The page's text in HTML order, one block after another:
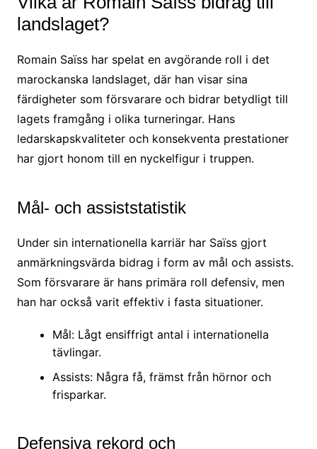
landslaget?
Romain Saïss har spelat en avgörande roll i det
marockanska landslaget, där han visar sina
färdigheter som försvarare och bidrar betydligt till
lagets framgång i olika turneringar. Hans
ledarskapskvaliteter och konsekventa prestationer
har gjort honom till en nyckelfigur i truppen.
Mål- och assiststatistik
Under sin internationella karriär har Saïss gjort
anmärkningsvärda bidrag i form av mål och assists.
Som försvarare är hans primära roll defensiv, men
han har också varit effektiv i fasta situationer.
Mål: Lågt ensiffrigt antal i internationella
tävlingar.
Assists: Några få, främst från hörnor och
frisparkar.
Defensiva rekord och